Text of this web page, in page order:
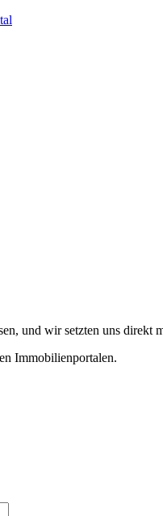
und wir setzten uns direkt
Immobilienportalen.